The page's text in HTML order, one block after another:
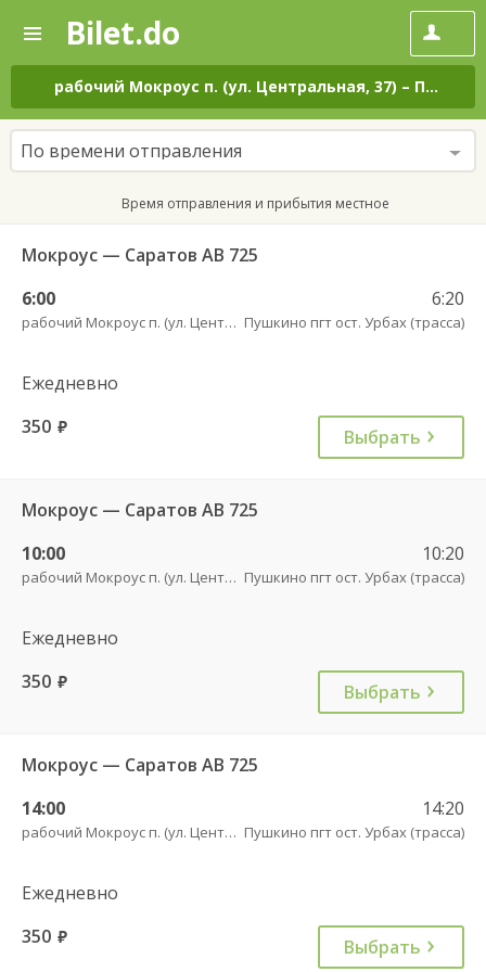
—
Поиск
и
покупка
билетов
на
автобус
онлайн
Bilet.do
рабочий Мокроус п. (ул. Центральная, 37) – Пушкино пгт ост. Урбах (трасса)
По времени отправления
Время отправления и прибытия местное
Мокроус — Саратов АВ 725
6:00
рабочий Мокроус п. (ул. Центральная, 37)
6:20
Пушкино пгт ост. Урбах (трасса)
Ежедневно
350 руб. Выбрать
Мокроус — Саратов АВ 725
10:00
рабочий Мокроус п. (ул. Центральная, 37)
10:20
Пушкино пгт ост. Урбах (трасса)
Ежедневно
350 руб. Выбрать
Мокроус — Саратов АВ 725
14:00
рабочий Мокроус п. (ул. Центральная, 37)
14:20
Пушкино пгт ост. Урбах (трасса)
Ежедневно
350 руб. Выбрать